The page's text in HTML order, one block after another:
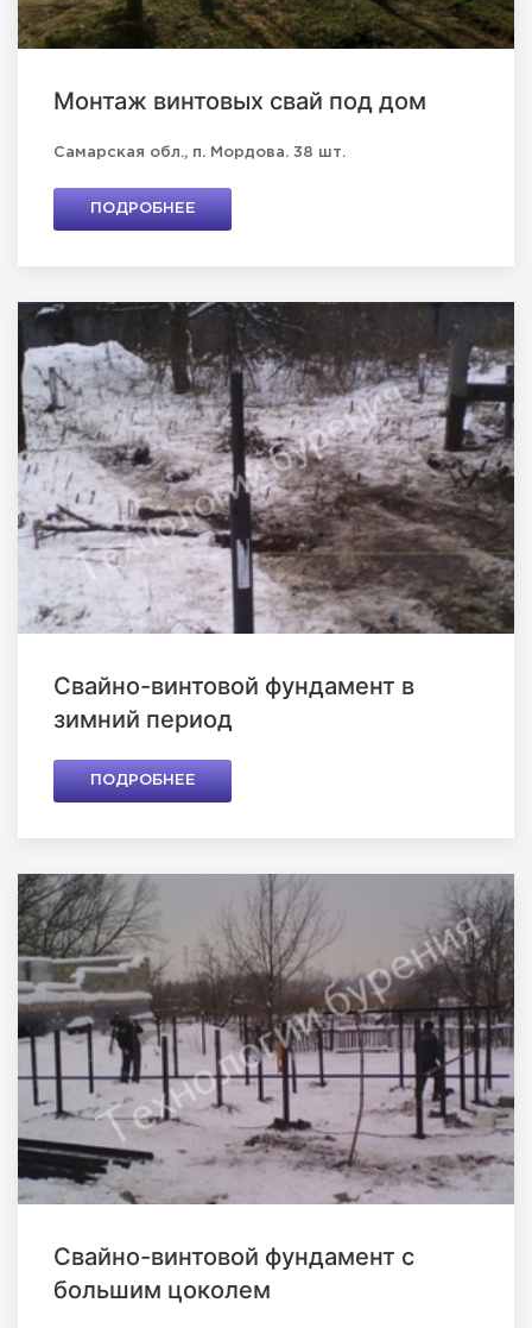
Монтаж винтовых свай под дом
Самарская обл., п. Мордова. 38 шт.
ПОДРОБНЕЕ
Свайно-винтовой фундамент в
зимний период
ПОДРОБНЕЕ
Свайно-винтовой фундамент с
большим цоколем